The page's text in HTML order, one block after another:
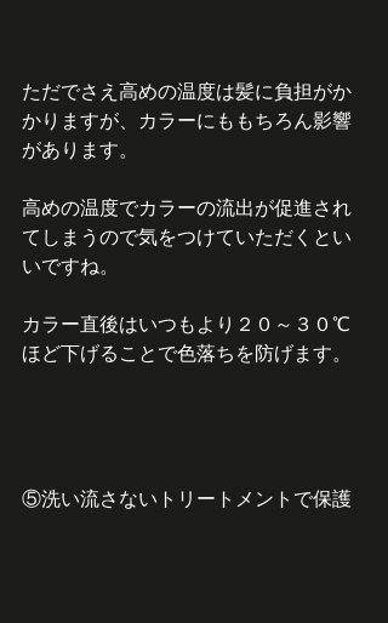
ただでさえ高めの温度は髪に負担がか
かりますが、カラーにももちろん影響
があります。
高めの温度でカラーの流出が促進され
てしまうので気をつけていただくとい
いですね。
カラー直後はいつもより２０～３０℃
ほど下げることで色落ちを防げます。
⑤洗い流さないトリートメントで保護